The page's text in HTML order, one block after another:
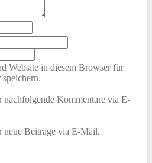
Website in diesem Browser für
nachfolgende Kommentare via E-
neue Beiträge via E-Mail.